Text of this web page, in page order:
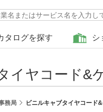
タログを探す シ
イヤコード&
務局 ビニルキャブタイヤコード